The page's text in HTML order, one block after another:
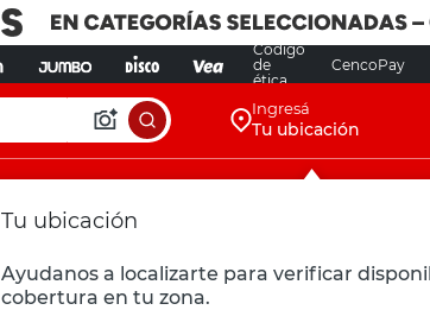
Código
de
ética
CencoPay
Ingresá
Tu ubicación
Tu ubicación
Ayudanos a localizarte para verificar
cobertura en tu zona.